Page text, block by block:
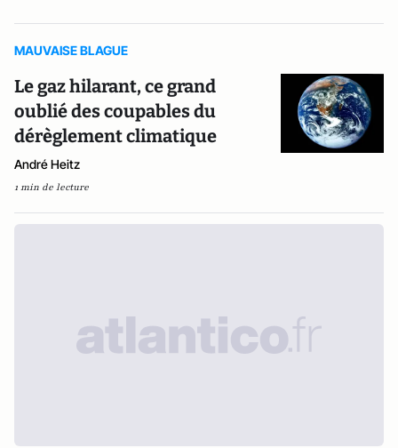
MAUVAISE BLAGUE
Le gaz hilarant, ce grand
oublié des coupables du
dérèglement climatique
André Heitz
1 min de lecture